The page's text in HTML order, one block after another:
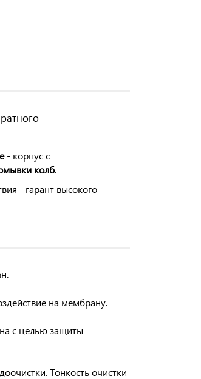
- корпус с
колб.
- гарант высокого
.
на мембрану.
с целью защиты
Тонкость очистки